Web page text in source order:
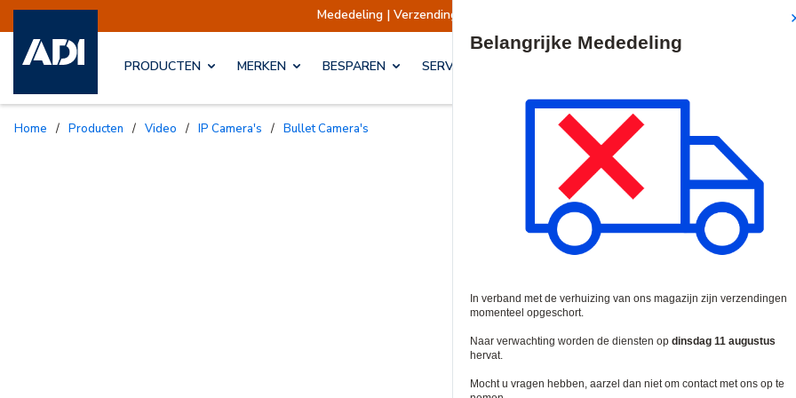
Mededeling | Verzendingen opgeschort Verzendingen worden op
PRODUCTEN MERKEN BESPAREN SERVICES & OPLOSSINGEN
Home / Producten / Video / IP Camera's / Bullet Camera's